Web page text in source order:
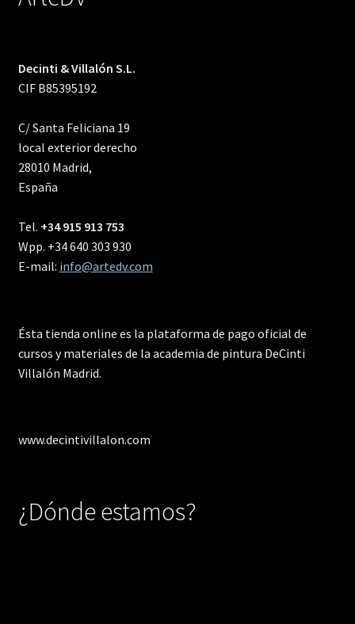
Decinti & Villalón S.L.
CIF B85395192
C/ Santa Feliciana 19
local exterior derecho
28010 Madrid,
España
Tel. +34 915 913 753
Wpp. +34 640 303 930
E-mail: info@artedv.com
Ésta tienda online es la plataforma de pago oficial de
cursos y materiales de la academia de pintura DeCinti
Villalón Madrid.
www.decintivillalon.com
¿Dónde estamos?